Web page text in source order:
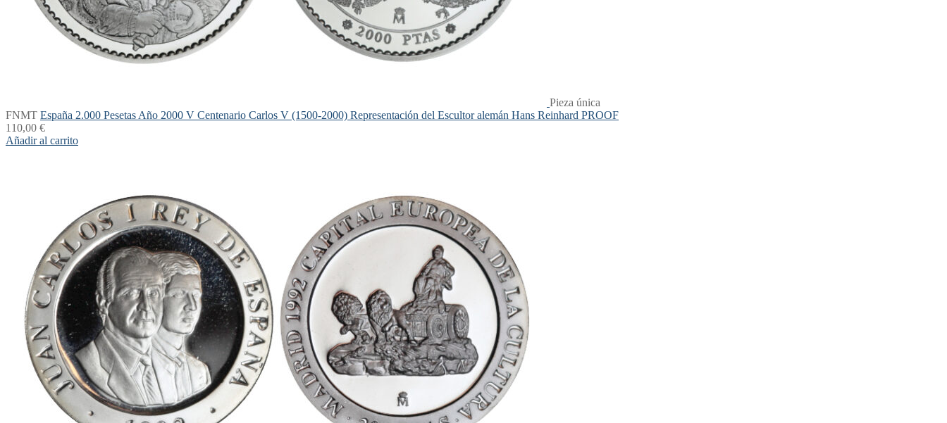
Pieza única
FNMT España 2.000 Pesetas Año 2000 V Centenario Carlos V (1500-2000) Representación del Escultor alemán Hans Reinhard PROOF
110,00 €
Añadir al carrito